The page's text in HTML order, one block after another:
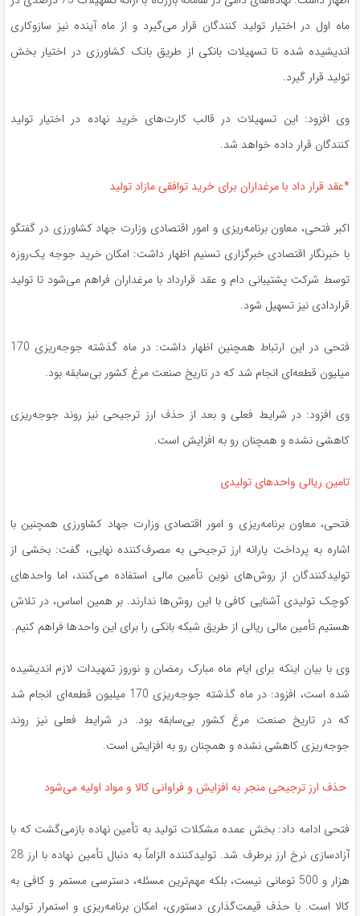
ماه اول در اختیار تولید کنندگان قرار می‌گیرد و از ماه آینده نیز سازوکاری
اندیشیده شده تا تسهیلات بانکی از طریق بانک کشاورزی در اختیار بخش
تولید قرار گیرد.
وی افزود: این تسهیلات در قالب کارت‌های خرید نهاده در اختیار تولید
کنندگان قرار داده خواهد شد.
*عقد قرار داد با مرغداران برای خرید توافقی مازاد تولید
اکبر فتحی، معاون برنامه‌ریزی و امور اقتصادی وزارت جهاد کشاورزی در گفتگو
با خبرنگار اقتصادی خبرگزاری تسنیم اظهار داشت: امکان خرید جوجه یک‌روزه
توسط شرکت پشتیبانی دام و عقد قرارداد با مرغداران فراهم می‌شود تا تولید
قراردادی نیز تسهیل شود.
فتحی در این ارتباط همچنین اظهار داشت: در ماه گذشته جوجه‌ریزی 170
میلیون قطعه‌ای انجام شد که در تاریخ صنعت مرغ کشور بی‌سابقه بود.
وی افزود: در شرایط فعلی و بعد از حذف ارز ترجیحی نیز روند جوجه‌ریزی
کاهشی نشده و همچنان رو به افزایش است.
تامین ریالی واحدهای تولیدی
فتحی، معاون برنامه‌ریزی و امور اقتصادی وزارت جهاد کشاورزی همچنین با
اشاره به پرداخت یارانه ارز ترجیحی به مصرف‌کننده نهایی، گفت: بخشی از
تولیدکنندگان از روش‌های نوین تأمین مالی استفاده می‌کنند، اما واحدهای
کوچک تولیدی آشنایی کافی با این روش‌ها ندارند. بر همین اساس، در تلاش
هستیم تأمین مالی ریالی از طریق شبکه بانکی را برای این واحدها فراهم کنیم.
وی با بیان اینکه برای ایام ماه مبارک رمضان و نوروز تمهیدات لازم اندیشیده
شده است، افزود: در ماه گذشته جوجه‌ریزی 170 میلیون قطعه‌ای انجام شد
که در تاریخ صنعت مرغ کشور بی‌سابقه بود. در شرایط فعلی نیز روند
جوجه‌ریزی کاهشی نشده و همچنان رو به افزایش است.
حذف ارز ترجیحی منجر به افزایش و فراوانی کالا و مواد اولیه می‌شود
فتحی ادامه داد: بخش عمده مشکلات تولید به تأمین نهاده بازمی‌گشت که با
آزادسازی نرخ ارز برطرف شد. تولیدکننده الزاماً به دنبال تأمین نهاده با ارز 28
هزار و 500 تومانی نیست، بلکه مهم‌ترین مسئله، دسترسی مستمر و کافی به
کالا است. با حذف قیمت‌گذاری دستوری، امکان برنامه‌ریزی و استمرار تولید